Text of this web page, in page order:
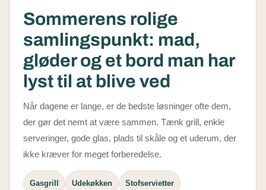
Sommerens rolige
samlingspunkt: mad,
gløder og et bord man har
lyst til at blive ved
Når dagene er lange, er de bedste løsninger ofte dem,
der gør det nemt at være sammen. Tænk grill, enkle
serveringer, gode glas, plads til skåle og et uderum, der
ikke kræver for meget forberedelse.
Gasgrill Udekøkken Stofservietter